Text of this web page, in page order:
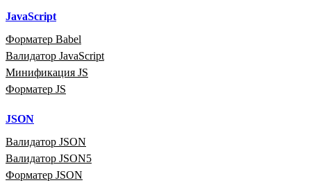
JavaScript
Форматер Babel
Валидатор JavaScript
Минификация JS
Форматер JS
JSON
Валидатор JSON
Валидатор JSON5
Форматер JSON